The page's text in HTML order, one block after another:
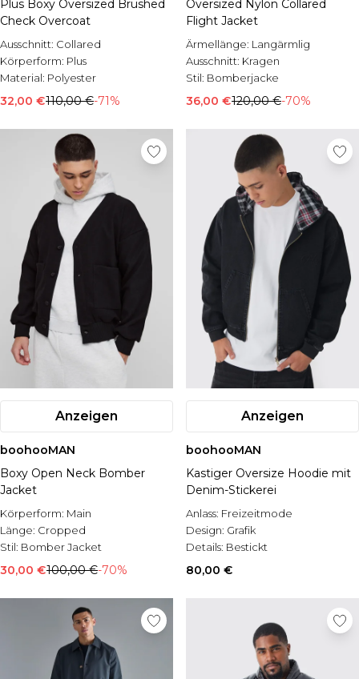
Plus Boxy Oversized Brushed
Check Overcoat
Ausschnitt: Collared
Körperform: Plus
Material: Polyester
32,00 €110,00 €-71%
Oversized Nylon Collared
Flight Jacket
Ärmellänge: Langärmlig
Ausschnitt: Kragen
Stil: Bomberjacke
36,00 €120,00 €-70%
Anzeigen
boohooMAN
Boxy Open Neck Bomber
Jacket
Körperform: Main
Länge: Cropped
Stil: Bomber Jacket
30,00 €100,00 €-70%
Anzeigen
boohooMAN
Kastiger Oversize Hoodie mit
Denim-Stickerei
Anlass: Freizeitmode
Design: Grafik
Details: Bestickt
80,00 €